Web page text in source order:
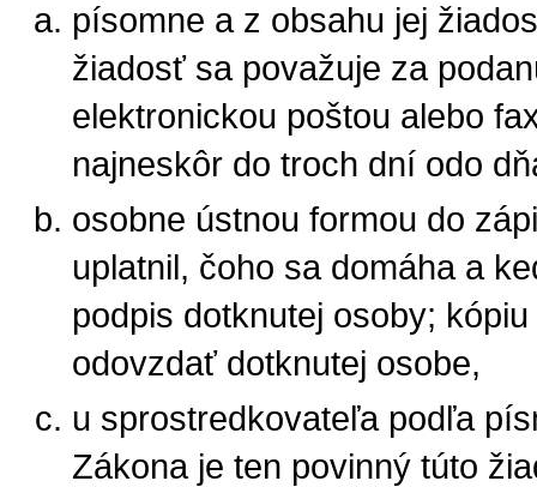
písomne a z obsahu jej
žiadosť sa považuje za
elektronickou poštou alebo
najneskôr do troch dní odo
osobne ústnou formou do
uplatnil, čoho sa domáha a
podpis dotknutej osoby;
odovzdať dotknutej osobe,
u sprostredkovateľa podľa
Zákona je ten povinný túto